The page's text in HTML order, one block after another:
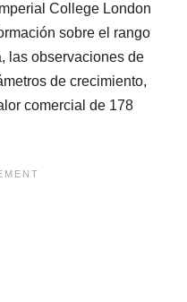
College London
sobre el rango
las observaciones de
de crecimiento,
comercial de 178